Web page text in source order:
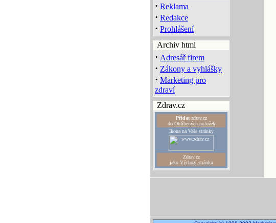
· Reklama
· Redakce
· Prohlášení
Archiv html
· Adresář firem
· Zákony a vyhlášky
· Marketing pro
zdraví
Zdrav.cz
Přidatzdrav.cz
do Oblíbených položek
Ikona na Vaše stránky
Zdrav.cz
jako Výchozí stránka